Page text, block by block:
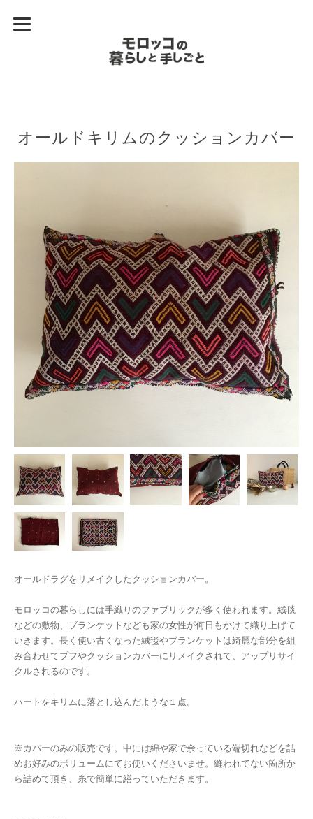
オールドキリムのクッションカバー
オールドラグをリメイクしたクッションカバー。
モロッコの暮らしには手織りのファブリックが多く使われます。絨毯
などの敷物、ブランケットなども家の女性が何日もかけて織り上げて
いきます。長く使い古くなった絨毯やブランケットは綺麗な部分を組
み合わせてプフやクッションカバーにリメイクされて、アップリサイ
クルされるのです。
ハートをキリムに落とし込んだような１点。
※カバーのみの販売です。中には綿や家で余っている端切れなどを詰
めお好みのボリュームにてお使いくださいませ。縫われてない箇所か
ら詰めて頂き、糸で簡単に繕っていただきます。